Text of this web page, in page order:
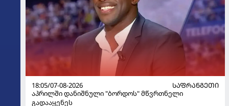
18:05/07-08-2026
ᲡᲐᲤᲠᲐᲜᲒᲔᲗᲘ
აპრილში დანიშნული "ბორდოს" მწვრთნელი
გადააყენეს